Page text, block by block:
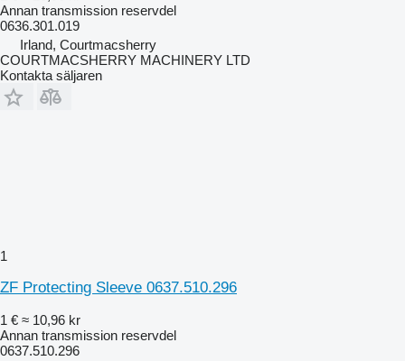
Annan transmission reservdel
0636.301.019
Irland, Courtmacsherry
COURTMACSHERRY MACHINERY LTD
Kontakta säljaren
1
ZF Protecting Sleeve 0637.510.296
1 € ≈ 10,96 kr
Annan transmission reservdel
0637.510.296